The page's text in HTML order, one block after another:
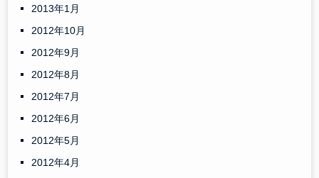
2013年1月
2012年10月
2012年9月
2012年8月
2012年7月
2012年6月
2012年5月
2012年4月